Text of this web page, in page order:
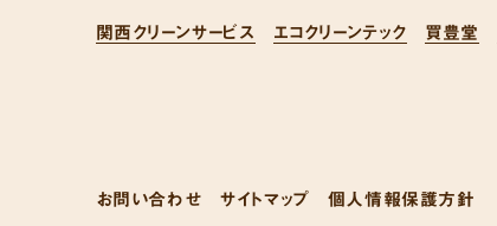
関西クリーンサービス エコクリーンテック 買豊堂
お問い合わせ サイトマップ 個人情報保護方針